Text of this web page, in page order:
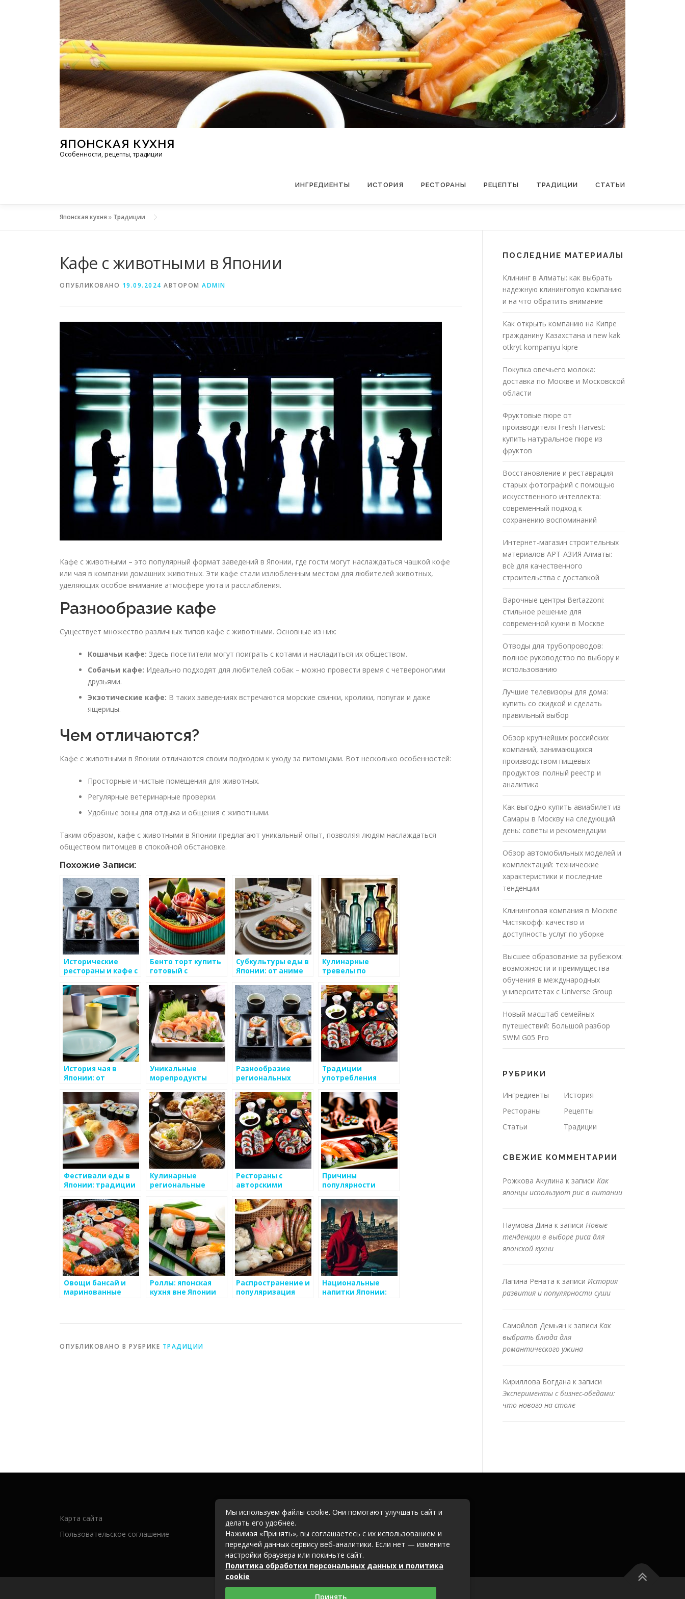
Перейти к содержимому
ЯПОНСКАЯ КУХНЯ
Особенности, рецепты, традиции
ИНГРЕДИЕНТЫ ИСТОРИЯ РЕСТОРАНЫ РЕЦЕПТЫ ТРАДИЦИИ СТАТЬИ
Японская кухня » Традиции
Кафе с животными в Японии
ОПУБЛИКОВАНО 19.09.2024 АВТОРОМ ADMIN
Кафе с животными – это популярный формат заведений в Японии, где гости могут наслаждаться чашкой кофе
или чая в компании домашних животных. Эти кафе стали излюбленным местом для любителей животных,
уделяющих особое внимание атмосфере уюта и расслабления.
Разнообразие кафе
Существует множество различных типов кафе с животными. Основные из них:
Кошачьи кафе: Здесь посетители могут поиграть с котами и насладиться их обществом.
Собачьи кафе: Идеально подходят для любителей собак – можно провести время с четвероногими
друзьями.
Экзотические кафе: В таких заведениях встречаются морские свинки, кролики, попугаи и даже
ящерицы.
Чем отличаются?
Кафе с животными в Японии отличаются своим подходом к уходу за питомцами. Вот несколько особенностей:
Просторные и чистые помещения для животных.
Регулярные ветеринарные проверки.
Удобные зоны для отдыха и общения с животными.
Таким образом, кафе с животными в Японии предлагают уникальный опыт, позволяя людям наслаждаться
обществом питомцев в спокойной обстановке.
Похожие Записи:
Исторические
рестораны и кафе с
Бенто торт купить
готовый с
недорого — цена на
сайте кафе NOBA
Субкультуры еды в
Японии: от аниме
Кулинарные
тревелы по
История чая в
Японии: от
повседневности
Уникальные
морепродукты
сашими
Разнообразие
региональных
в Японии
Традиции
употребления
Японии
Фестивали еды в
Японии: традиции
Кулинарные
региональные
Японии
Рестораны с
авторскими
блюдами
Причины
популярности
Японии
Овощи бансай и
маринованные
Роллы: японская
кухня вне Японии
Распространение и
популяризация
Национальные
напитки Японии:
ОПУБЛИКОВАНО В РУБРИКЕ ТРАДИЦИИ
ПОСЛЕДНИЕ МАТЕРИАЛЫ
Клининг в Алматы: как выбрать
надежную клининговую компанию
и на что обратить внимание
Как открыть компанию на Кипре
гражданину Казахстана и new kak
otkryt kompaniyu kipre
Покупка овечьего молока:
доставка по Москве и Московской
области
Фруктовые пюре от
производителя Fresh Harvest:
купить натуральное пюре из
фруктов
Восстановление и реставрация
старых фотографий с помощью
искусственного интеллекта:
современный подход к
сохранению воспоминаний
Интернет-магазин строительных
материалов АРТ-АЗИЯ Алматы:
всё для качественного
строительства с доставкой
Варочные центры Bertazzoni:
стильное решение для
современной кухни в Москве
Отводы для трубопроводов:
полное руководство по выбору и
использованию
Лучшие телевизоры для дома:
купить со скидкой и сделать
правильный выбор
Обзор крупнейших российских
компаний, занимающихся
производством пищевых
продуктов: полный реестр и
аналитика
Как выгодно купить авиабилет из
Самары в Москву на следующий
день: советы и рекомендации
Обзор автомобильных моделей и
комплектаций: технические
характеристики и последние
тенденции
Клининговая компания в Москве
Чистякофф: качество и
доступность услуг по уборке
Высшее образование за рубежом:
возможности и преимущества
обучения в международных
университетах с Universe Group
Новый масштаб семейных
путешествий: Большой разбор
SWM G05 Pro
РУБРИКИ
Ингредиенты
История
Рестораны
Рецепты
Статьи
Традиции
СВЕЖИЕ КОММЕНТАРИИ
Рожкова Акулина к записи Как
японцы используют рис в питании
Наумова Дина к записи Новые
тенденции в выборе риса для
японской кухни
Лапина Рената к записи История
развития и популярности суши
Самойлов Демьян к записи Как
выбрать блюда для
романтического ужина
Кириллова Богдана к записи
Эксперименты с бизнес-обедами:
что нового на столе
Карта сайта
Пользовательское соглашение
Мы используем файлы cookie. Они помогают улучшать сайт и
делать его удобнее.
Нажимая «Принять», вы соглашаетесь с их использованием и
передачей данных сервису веб-аналитики. Если нет — измените
настройки браузера или покиньте сайт.
Политика обработки персональных данных и политика
cookie
Принять